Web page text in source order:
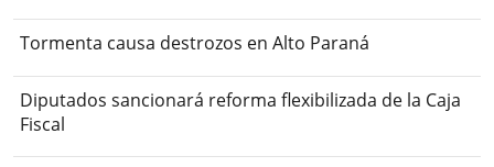
Tormenta causa destrozos en Alto Paraná
Diputados sancionará reforma flexibilizada de la Caja
Fiscal